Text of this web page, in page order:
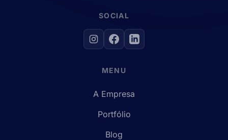
SOCIAL
MENU
A Empresa
Portfólio
Blog